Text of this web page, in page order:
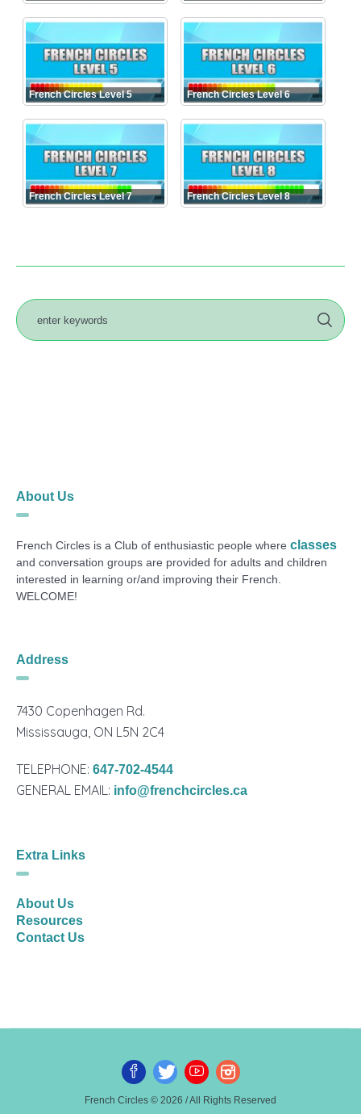
French Circles Level 5 French Circles Level 6
French Circles Level 7 French Circles Level 8
About Us
French Circles is a Club of enthusiastic people whereclasses
and conversation groups are provided for adults and children
interested in learning or/and improving their French.
WELCOME!
Address
7430 Copenhagen Rd.
Mississauga, ON L5N 2C4
TELEPHONE:647-702-4544
GENERAL EMAIL: info@frenchcircles.ca
Extra Links
About Us
Resources
Contact Us
French Circles © 2026 / All Rights Reserved